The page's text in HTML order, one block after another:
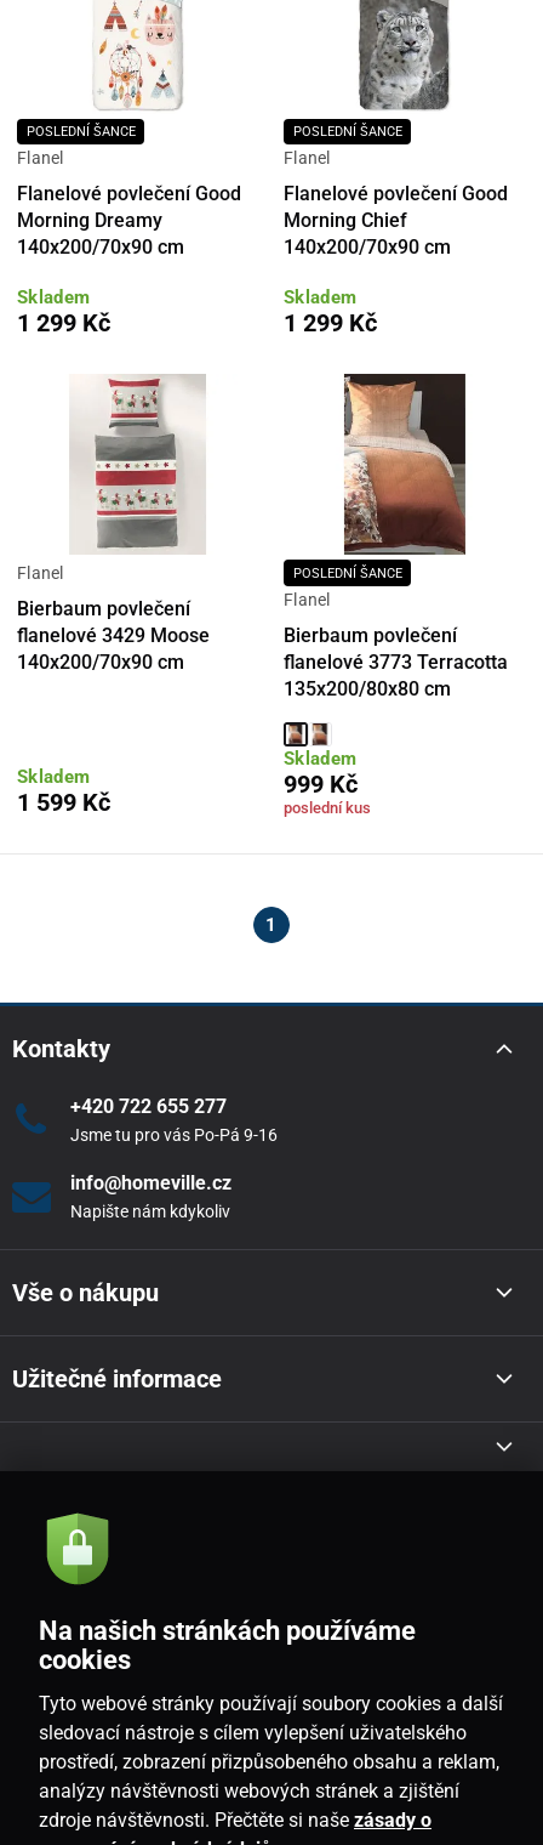
POSLEDNÍ ŠANCE
Flanel
Flanelové povlečení Good
Morning Dreamy
140x200/70x90 cm
Skladem
1 299 Kč
POSLEDNÍ ŠANCE
Flanel
Flanelové povlečení Good
Morning Chief
140x200/70x90 cm
Skladem
1 299 Kč
Flanel
Bierbaum povlečení
flanelové 3429 Moose
140x200/70x90 cm
Skladem
1 599 Kč
POSLEDNÍ ŠANCE
Flanel
Bierbaum povlečení
flanelové 3773 Terracotta
135x200/80x80 cm
Skladem
999 Kč
poslední kus
1
Kontakty
+420 722 655 277
Jsme tu pro vás Po-Pá 9-16
info@homeville.cz
Napište nám kdykoliv
Vše o nákupu
Užitečné informace
Akce a novinky e-mailem
Souhlasím sezásadami zpracování osobních údajů
CZ
Na našich stránkách používáme
cookies
Tyto webové stránky používají soubory cookies a další
sledovací nástroje s cílem vylepšení uživatelského
prostředí, zobrazení přizpůsobeného obsahu a reklam,
analýzy návštěvnosti webových stránek a zjištění
zdroje návštěvnosti. Přečtěte si naše zásady o